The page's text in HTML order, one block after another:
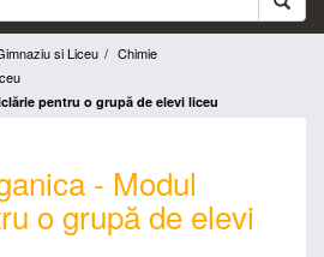
si Liceu
Chimie
pentru o grupă de elevi liceu
- Modul
o grupă de elevi